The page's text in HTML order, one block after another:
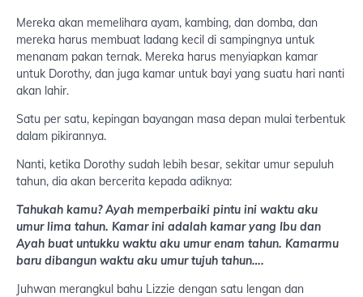
Mereka akan memelihara ayam, kambing, dan domba, dan
mereka harus membuat ladang kecil di sampingnya untuk
menanam pakan ternak. Mereka harus menyiapkan kamar
untuk Dorothy, dan juga kamar untuk bayi yang suatu hari nanti
akan lahir.
Satu per satu, kepingan bayangan masa depan mulai terbentuk
dalam pikirannya.
Nanti, ketika Dorothy sudah lebih besar, sekitar umur sepuluh
tahun, dia akan bercerita kepada adiknya:
Tahukah kamu? Ayah memperbaiki pintu ini waktu aku
umur lima tahun. Kamar ini adalah kamar yang Ibu dan
Ayah buat untukku waktu aku umur enam tahun. Kamarmu
baru dibangun waktu aku umur tujuh tahun….
Juhwan merangkul bahu Lizzie dengan satu lengan dan